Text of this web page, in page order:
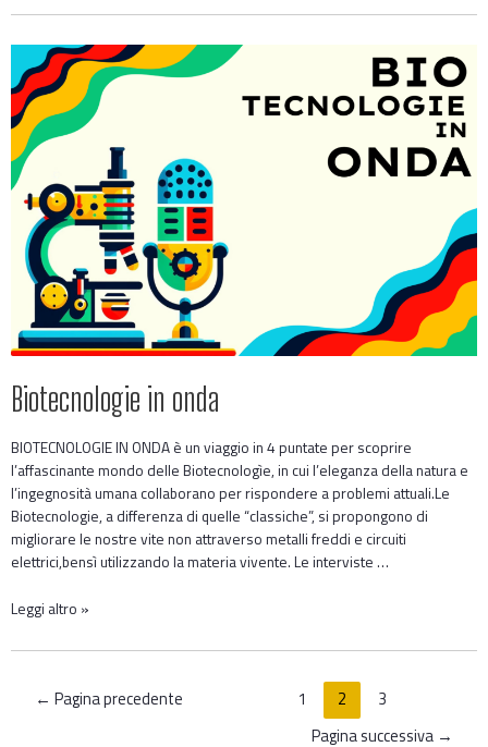
Biotecnologie in onda
BIOTECNOLOGIE IN ONDA è un viaggio in 4 puntate per scoprire
l’affascinante mondo delle Biotecnologìe, in cui l’eleganza della natura e
l’ingegnosità umana collaborano per rispondere a problemi attuali.Le
Biotecnologie, a differenza di quelle “classiche”, si propongono di
migliorare le nostre vite non attraverso metalli freddi e circuiti
elettrici,bensì utilizzando la materia vivente. Le interviste …
Leggi altro »
← Pagina precedente 1 2
3
Pagina successiva →